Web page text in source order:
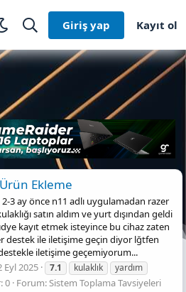
Giriş yap Kayıt ol
Ekleme
3 ay önce n11 adlı uygulamadan razer
satın aldım ve yurt dışından geldi
kayıt etmek isteyince bu cihaz zaten
destek ile iletişime geçin diyor lğtfen
iletişime geçemiyorum...
Eyl 2025 7.1 kulaklık
yardım
0 Forum:Sistem Toplama Tavsiyeleri